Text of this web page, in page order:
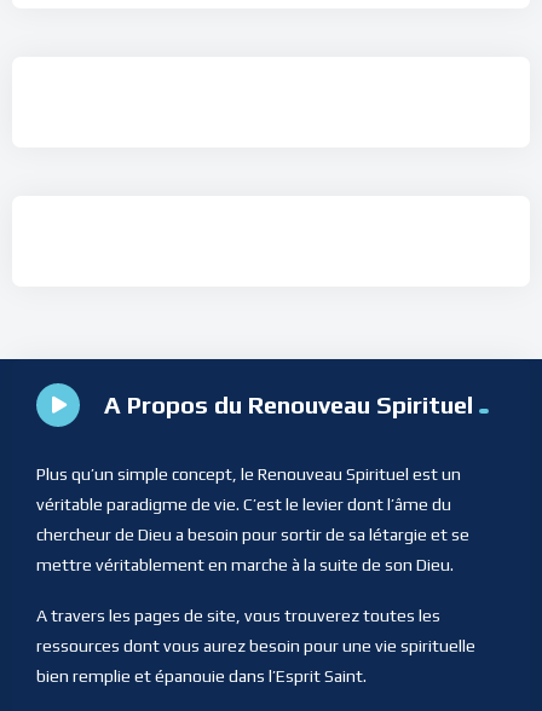
A Propos du Renouveau Spirituel
Plus qu’un simple concept, le Renouveau Spirituel est un
véritable paradigme de vie. C’est le levier dont l’âme du
chercheur de Dieu a besoin pour sortir de sa létargie et se
mettre véritablement en marche à la suite de son Dieu.
A travers les pages de site, vous trouverez toutes les
ressources dont vous aurez besoin pour une vie spirituelle
bien remplie et épanouie dans l’Esprit Saint.